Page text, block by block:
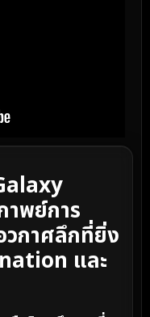
าพย์การ
กาศลึกที่ยิ่ง
และ